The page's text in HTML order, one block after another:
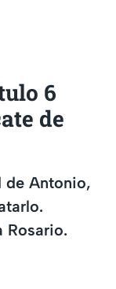
6
de
de Antonio,
Rosario.